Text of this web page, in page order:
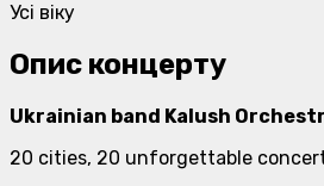
Усі віку
Опис концерту
Ukrainian band Kalush
20 cities, 20 unforgettable